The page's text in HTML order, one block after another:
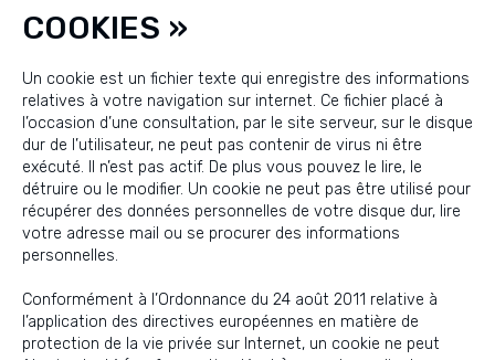
COOKIES »
Un cookie est un fichier texte qui enregistre des informations
relatives à votre navigation sur internet. Ce fichier placé à
l’occasion d’une consultation, par le site serveur, sur le disque
dur de l’utilisateur, ne peut pas contenir de virus ni être
exécuté. Il n’est pas actif. De plus vous pouvez le lire, le
détruire ou le modifier. Un cookie ne peut pas être utilisé pour
récupérer des données personnelles de votre disque dur, lire
votre adresse mail ou se procurer des informations
personnelles.
Conformément à l’Ordonnance du 24 août 2011 relative à
l’application des directives européennes en matière de
protection de la vie privée sur Internet, un cookie ne peut